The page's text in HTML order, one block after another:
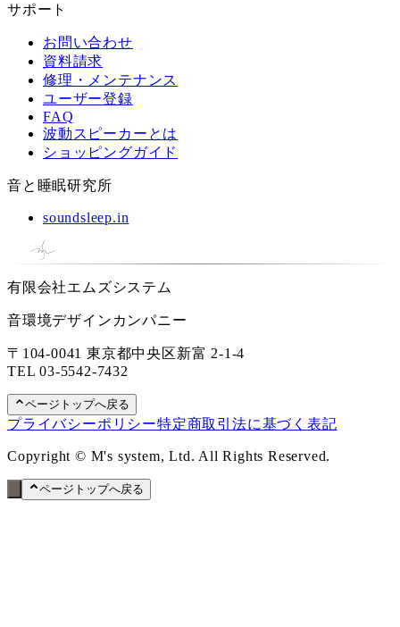
サポート
お問い合わせ
資料請求
修理・メンテナンス
ユーザー登録
FAQ
波動スピーカーとは
ショッピングガイド
音と睡眠研究所
soundsleep.in
有限会社エムズシステム
音環境デザインカンパニー
〒104-0041 東京都中央区新富 2-1-4
TEL03-5542-7432
ページトップへ戻る
プライバシーポリシー特定商取引法に基づく表記
Copyright © M's system, Ltd. All Rights Reserved.
ページトップへ戻る